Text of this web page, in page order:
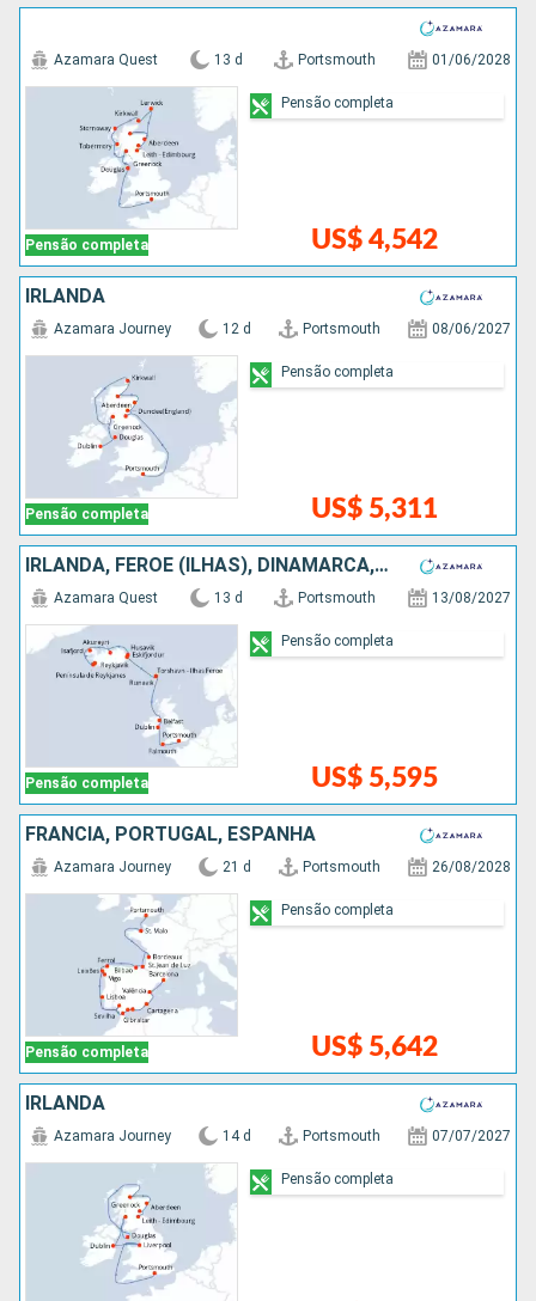
Pensão completa
Azamara Quest 13 d Portsmouth 01/06/2028
US$ 4,542
Pensão completa
IRLANDA
Pensão completa
Azamara Journey 12 d Portsmouth 08/06/2027
US$ 5,311
Pensão completa
IRLANDA, FEROE (ILHAS), DINAMARCA, ISLÂNDIA
Pensão completa
Azamara Quest 13 d Portsmouth 13/08/2027
US$ 5,595
Pensão completa
FRANCIA, PORTUGAL, ESPANHA
Pensão completa
Azamara Journey 21 d Portsmouth 26/08/2028
US$ 5,642
Pensão completa
IRLANDA
Azamara Journey 14 d Portsmouth 07/07/2027
Pensão completa